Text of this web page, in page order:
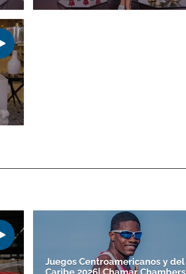
Juegos Centroamericanos y del